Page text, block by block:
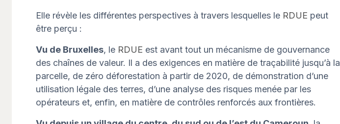
Elle révèle les différentes perspectives à travers lesquelles le RDUE peut
être perçu :
Vu de Bruxelles, le RDUE est avant tout un mécanisme de gouvernance
des chaînes de valeur. Il a des exigences en matière de traçabilité jusqu’à la
parcelle, de zéro déforestation à partir de 2020, de démonstration d’une
utilisation légale des terres, d’une analyse des risques menée par les
opérateurs et, enfin, en matière de contrôles renforcés aux frontières.